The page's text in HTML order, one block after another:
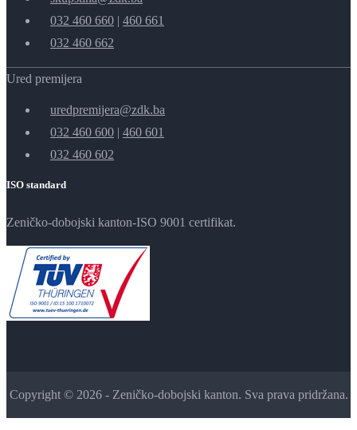
032 460 660 | 460 661
032 460 662
Ured premijera
uredpremijera@zdk.ba
032 460 600 | 460 601
032 460 602
ISO standard
Zeničko-dobojski kanton-ISO 9001 certifikat.
Copyright © 2026 - Zeničko-dobojski kanton. Sva prava pridržana.